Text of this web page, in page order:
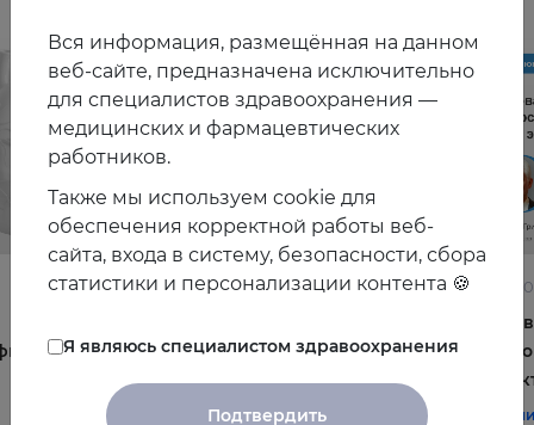
22.06.2026
терапевта
#терапия#постменопауза#женское_здоровье
и
и
Вся информация, размещённая на данном
веб-сайте, предназначена исключительно
для специалистов здравоохранения —
медицинских и фармацевтических
работников.
Также мы используем cookie для
обеспечения корректной работы веб-
сайта, входа в систему, безопасности, сбора
статистики и персонализации контента 🍪
Я являюсь специалистом здравоохранения
Подтвердить